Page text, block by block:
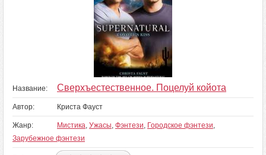
Название: Сверхъестественное. Поцелуй койота
Автор: Криста Фауст
Жанр: Мистика, Ужасы, Фэнтези, Городское фэнтези,
Зарубежное фэнтези